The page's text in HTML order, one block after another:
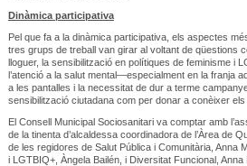
Dinàmica participativa
Pel que fa a la dinàmica participativa, els aspectes
tres grups de treball van girar al voltant de qüestions
lloguer, la sensibilització en polítiques de feminisme i
l’atenció a la salut mental—especialment en la franja
a les pantalles i la necessitat de dur a terme
sensibilització ciutadana com per donar a conèixer
El Consell Municipal Sociosanitari va comptar amb
de la tinenta d’alcaldessa coordinadora de l’Àrea de
de les regidores de Salut Pública i Comunitària, Anna
i LGTBIQ+, Àngela Bailén, i Diversitat Funcional, Anna